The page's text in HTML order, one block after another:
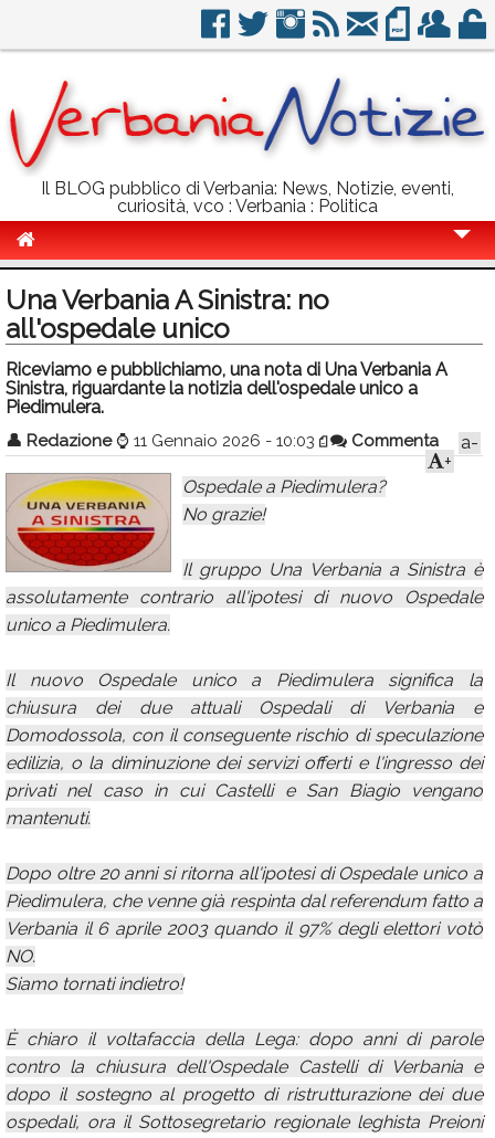
Il BLOG pubblico di Verbania: News, Notizie, eventi,
curiosità, vco : Verbania : Politica
Politica
Sport
Eventi
Info Utili
Rubriche
Calendario
Annunci
Una Verbania A Sinistra: no
all'ospedale unico
Riceviamo e pubblichiamo, una nota di Una Verbania A
Sinistra, riguardante la notizia dell'ospedale unico a
Piedimulera.
👤 Redazione ⌚ 11 Gennaio 2026 - 10:03 Commenta
a-
+
Ospedale a Piedimulera?
No grazie!
Il gruppo Una Verbania a Sinistra è
assolutamente contrario all'ipotesi di nuovo Ospedale
unico a Piedimulera.
Il nuovo Ospedale unico a Piedimulera significa la
chiusura dei due attuali Ospedali di Verbania e
Domodossola, con il conseguente rischio di speculazione
edilizia, o la diminuzione dei servizi offerti e l'ingresso dei
privati nel caso in cui Castelli e San Biagio vengano
mantenuti.
Dopo oltre 20 anni si ritorna all'ipotesi di Ospedale unico a
Piedimulera, che venne già respinta dal referendum fatto a
Verbania il 6 aprile 2003 quando il 97% degli elettori votò
NO.
Siamo tornati indietro!
È chiaro il voltafaccia della Lega: dopo anni di parole
contro la chiusura dell'Ospedale Castelli di Verbania e
dopo il sostegno al progetto di ristrutturazione dei due
ospedali, ora il Sottosegretario regionale leghista Preioni